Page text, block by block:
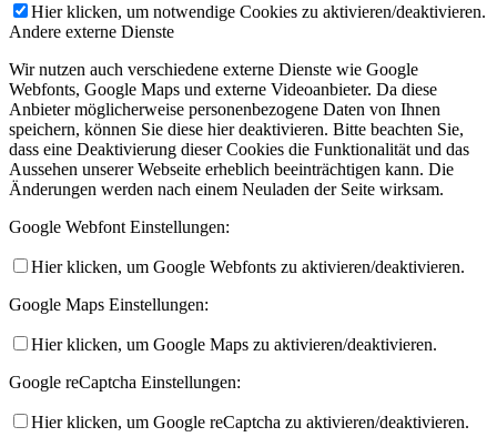
Hier klicken, um notwendige Cookies zu aktivieren/deaktivieren.
Andere externe Dienste
Wir nutzen auch verschiedene externe Dienste wie Google
Webfonts, Google Maps und externe Videoanbieter. Da diese
Anbieter möglicherweise personenbezogene Daten von Ihnen
speichern, können Sie diese hier deaktivieren. Bitte beachten Sie,
dass eine Deaktivierung dieser Cookies die Funktionalität und das
Aussehen unserer Webseite erheblich beeinträchtigen kann. Die
Änderungen werden nach einem Neuladen der Seite wirksam.
Google Webfont Einstellungen:
Hier klicken, um Google Webfonts zu aktivieren/deaktivieren.
Google Maps Einstellungen:
Hier klicken, um Google Maps zu aktivieren/deaktivieren.
Google reCaptcha Einstellungen:
Hier klicken, um Google reCaptcha zu aktivieren/deaktivieren.